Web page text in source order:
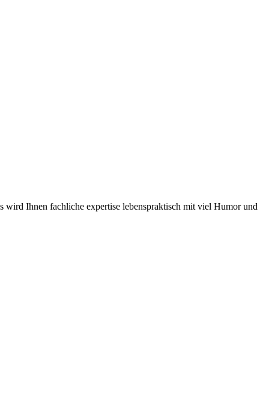
wird Ihnen fachliche expertise lebenspraktisch mit viel Humor und